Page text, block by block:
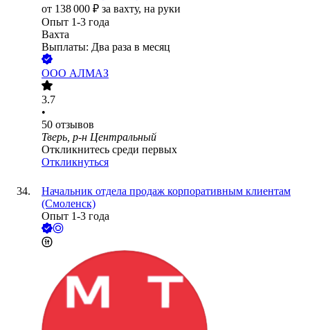
от 138 000 ₽ за вахту, на руки
Опыт 1-3 года
Вахта
Выплаты: Два раза в месяц
ООО АЛМАЗ
3.7
•
50 отзывов
Тверь, р-н Центральный
Откликнитесь среди первых
Откликнуться
Начальник отдела продаж корпоративным клиентам
(Смоленск)
Опыт 1-3 года